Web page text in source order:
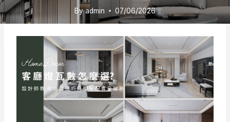
Byadmin 07/06/2026